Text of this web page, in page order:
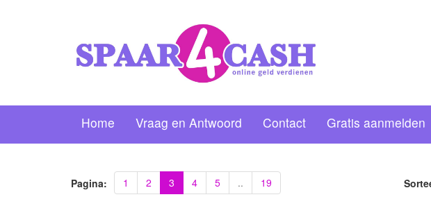
Home Vraag en Antwoord Contact Gratis aanmelden
Pagina: 1 2 3 4 5 .. 19